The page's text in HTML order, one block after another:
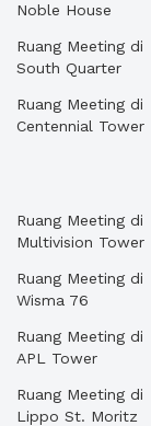
Noble House
Ruang Meeting di
South Quarter
Ruang Meeting di
Centennial Tower
Ruang Meeting di
Multivision Tower
Ruang Meeting di
Wisma 76
Ruang Meeting di
APL Tower
Ruang Meeting di
Lippo St. Moritz